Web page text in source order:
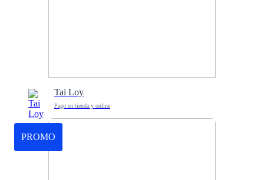
Tai Loy
Pago en tienda y online
PROMO